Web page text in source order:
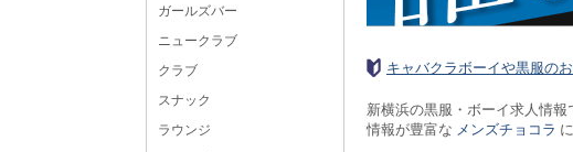
ガールズバー
ニュークラブ
クラブ
スナック
ラウンジ
キャバクラボーイや黒服の
新横浜の黒服・ボーイ求人情
情報が豊富な メンズチョコラ